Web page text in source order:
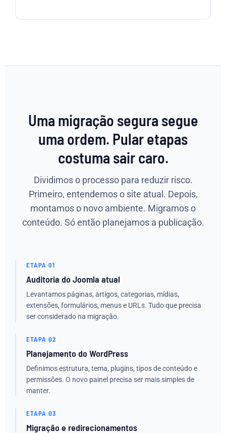
Uma migração segura segue
uma ordem. Pular etapas
costuma sair caro.
Dividimos o processo para reduzir risco.
Primeiro, entendemos o site atual. Depois,
montamos o novo ambiente. Migramos o
conteúdo. Só então planejamos a publicação.
ETAPA 01
Auditoria do Joomla atual
Levantamos páginas, artigos, categorias, mídias,
extensões, formulários, menus e URLs. Tudo que precisa
ser considerado na migração.
ETAPA 02
Planejamento do WordPress
Definimos estrutura, tema, plugins, tipos de conteúdo e
permissões. O novo painel precisa ser mais simples de
manter.
ETAPA 03
Migração e redirecionamentos